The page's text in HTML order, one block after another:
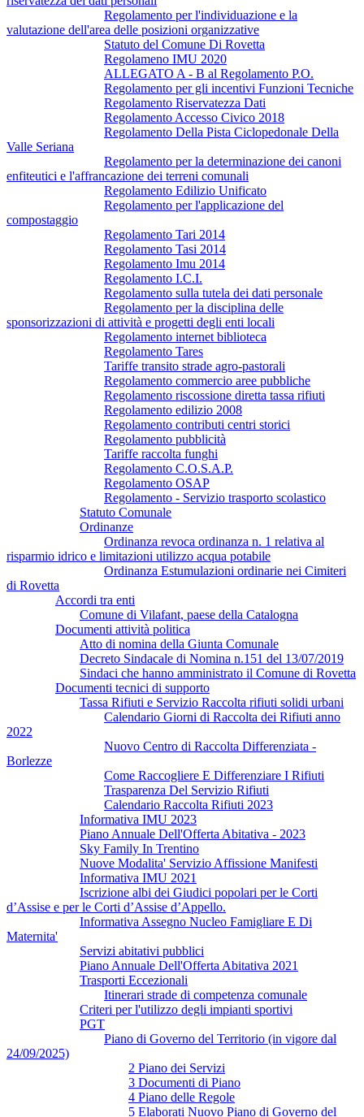
Regolamento per l'individuazione e la
valutazione dell'area delle posizioni organizzative
Statuto del Comune Di Rovetta
Regolameno IMU 2020
ALLEGATO A - B al Regolamento P.O.
Regolamento per gli incentivi Funzioni Tecniche
Regolamento Riservatezza Dati
Regolamento Accesso Civico 2018
Regolamento Della Pista Ciclopedonale Della
Valle Seriana
Regolamento per la determinazione dei canoni
enfiteutici e l'affrancazione dei terreni comunali
Regolamento Edilizio Unificato
Regolamento per l'applicazione del
compostaggio
Regolamento Tari 2014
Regolamento Tasi 2014
Regolamento Imu 2014
Regolamento I.C.I.
Regolamento sulla tutela dei dati personale
Regolamento per la disciplina delle
sponsorizzazioni di attività e progetti degli enti locali
Regolamento internet biblioteca
Regolamento Tares
Tariffe transito strade agro-pastorali
Regolamento commercio aree pubbliche
Regolamento riscossione diretta tassa rifiuti
Regolamento edilizio 2008
Regolamento contributi centri storici
Regolamento pubblicità
Tariffe raccolta funghi
Regolamento C.O.S.A.P.
Regolamento OSAP
Regolamento - Servizio trasporto scolastico
Statuto Comunale
Ordinanze
Ordinanza revoca ordinanza n. 1 relativa al
risparmio idrico e limitazioni utilizzo acqua potabile
Ordinanza Estumulazioni ordinarie nei Cimiteri
di Rovetta
Accordi tra enti
Comune di Vilafant, paese della Catalogna
Documenti attività politica
Atto di nomina della Giunta Comunale
Decreto Sindacale di Nomina n.151 del 13/07/2019
Sindaci che hanno amministrato il Comune di Rovetta
Documenti tecnici di supporto
Tassa Rifiuti e Servizio Raccolta rifiuti solidi urbani
Calendario Giorni di Raccolta dei Rifiuti anno
2022
Nuovo Centro di Raccolta Differenziata -
Borlezze
Come Raccogliere E Differenziare I Rifiuti
Trasparenza Del Servizio Rifiuti
Calendario Raccolta Rifiuti 2023
Informativa IMU 2023
Piano Annuale Dell'Offerta Abitativa - 2023
Sky Family In Trentino
Nuove Modalita' Servizio Affissione Manifesti
Informativa IMU 2021
Iscrizione albi dei Giudici popolari per le Corti
d’Assise e per le Corti d’Assise d’Appello.
Informativa Assegno Nucleo Famigliare E Di
Maternita'
Servizi abitativi pubblici
Piano Annuale Dell'Offerta Abitativa 2021
Trasporti Eccezionali
Itinerari strade di competenza comunale
Criteri per l'utilizzo degli impianti sportivi
PGT
Piano di Governo del Territorio (in vigore dal
24/09/2025)
2 Piano dei Servizi
3 Documenti di Piano
4 Piano delle Regole
5 Elaborati Nuovo Piano di Governo del